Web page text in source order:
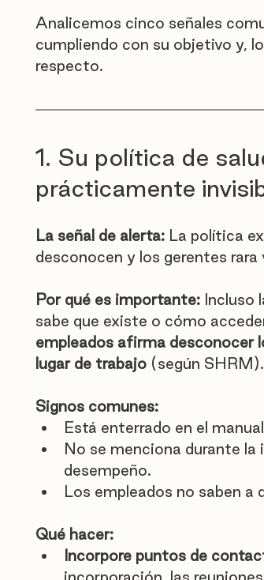
Analicemos cinco señales
cumpliendo con su objetivo y,
respecto.
1. Su política de
prácticamente
La señal de alerta: La política
desconocen y los gerentes rara
Por qué es importante: Incluso
sabe que existe o cómo
empleados afirma desconocer
lugar de trabajo (según SHRM).
Signos comunes:
Está enterrado en el
No se menciona durante la
desempeño.
Los empleados no saben a
Qué hacer:
Incorpore puntos de